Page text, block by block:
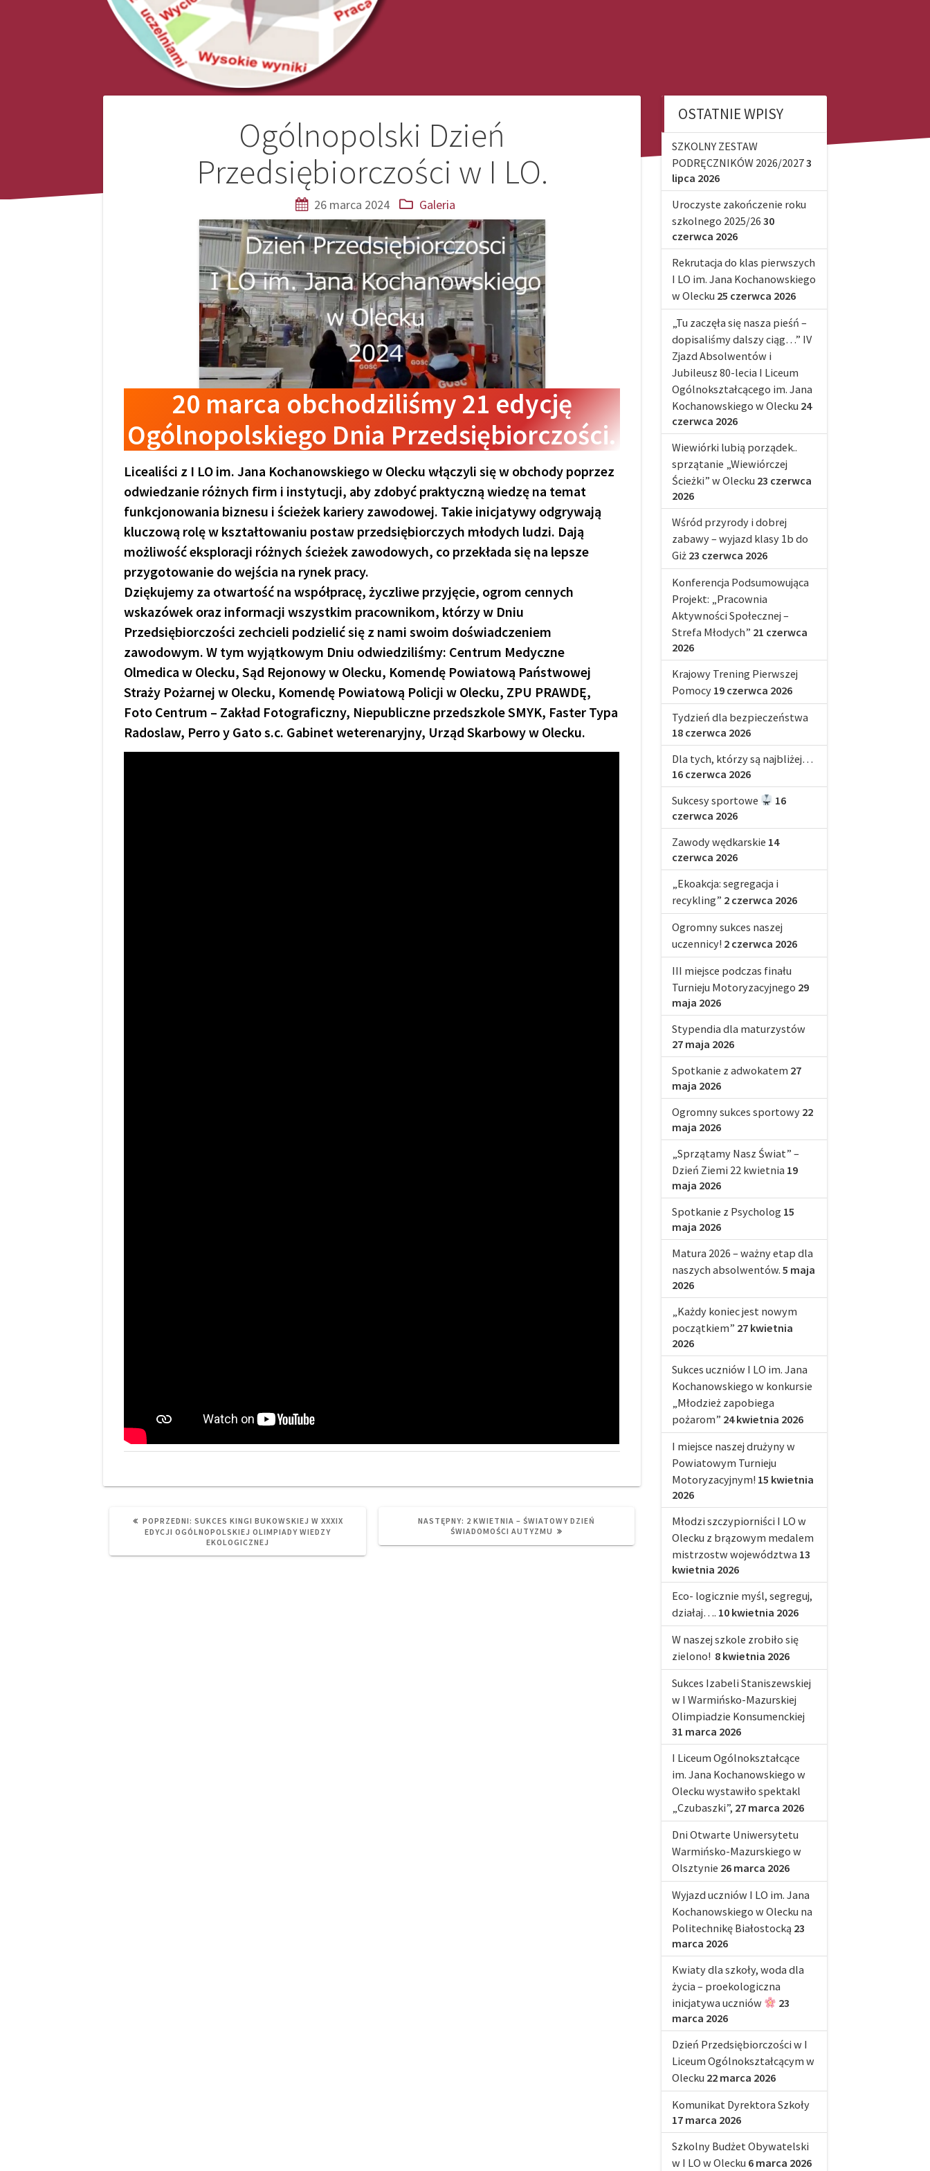
Ogólnopolski Dzień
Przedsiębiorczości w I LO.
26 marca 2024 Galeria
20 marca obchodziliśmy 21 edycję
Ogólnopolskiego Dnia Przedsiębiorczości.
Licealiści z I LO im. Jana Kochanowskiego w Olecku włączyli się w obchody poprzez
odwiedzanie różnych firm i instytucji, aby zdobyć praktyczną wiedzę na temat
funkcjonowania biznesu i ścieżek kariery zawodowej. Takie inicjatywy odgrywają
kluczową rolę w kształtowaniu postaw przedsiębiorczych młodych ludzi. Dają
możliwość eksploracji różnych ścieżek zawodowych, co przekłada się na lepsze
przygotowanie do wejścia na rynek pracy.
Dziękujemy za otwartość na współpracę, życzliwe przyjęcie, ogrom cennych
wskazówek oraz informacji wszystkim pracownikom, którzy w Dniu
Przedsiębiorczości zechcieli podzielić się z nami swoim doświadczeniem
zawodowym. W tym wyjątkowym Dniu odwiedziliśmy: Centrum Medyczne
Olmedica w Olecku, Sąd Rejonowy w Olecku, Komendę Powiatową Państwowej
Straży Pożarnej w Olecku, Komendę Powiatową Policji w Olecku, ZPU PRAWDĘ,
Foto Centrum – Zakład Fotograficzny, Niepubliczne przedszkole SMYK, Faster Typa
Radoslaw, Perro y Gato s.c. Gabinet weterenaryjny, Urząd Skarbowy w Olecku.
Nawigacja
POPRZEDNI: PREVIOUS
POST:
SUKCES KINGI BUKOWSKIEJ W XXXIX
EDYCJI OGÓLNOPOLSKIEJ OLIMPIADY WIEDZY
EKOLOGICZNEJ
NASTĘPNY: NEXT
POST:
2 KWIETNIA – ŚWIATOWY DZIEŃ
ŚWIADOMOŚCI AUTYZMU
OSTATNIE WPISY
SZKOLNY ZESTAW
PODRĘCZNIKÓW 2026/20273
lipca 2026
Uroczyste zakończenie roku
szkolnego 2025/26 30
czerwca 2026
Rekrutacja do klas pierwszych
I LO im. Jana Kochanowskiego
w Olecku 25 czerwca 2026
„Tu zaczęła się nasza pieśń –
dopisaliśmy dalszy ciąg…” IV
Zjazd Absolwentów i
Jubileusz 80-lecia I Liceum
Ogólnokształcącego im. Jana
Kochanowskiego w Olecku 24
czerwca 2026
Wiewiórki lubią porządek..
sprzątanie „Wiewiórczej
Ścieżki” w Olecku 23 czerwca
2026
Wśród przyrody i dobrej
zabawy – wyjazd klasy 1b do
Giż 23 czerwca 2026
Konferencja Podsumowująca
Projekt: „Pracownia
Aktywności Społecznej –
Strefa Młodych” 21 czerwca
2026
Krajowy Trening Pierwszej
Pomocy 19 czerwca 2026
Tydzień dla bezpieczeństwa
18 czerwca 2026
Dla tych, którzy są najbliżej…
16 czerwca 2026
Sukcesy sportowe
16
czerwca 2026
Zawody wędkarskie 14
czerwca 2026
„Ekoakcja: segregacja i
recykling” 2 czerwca 2026
Ogromny sukces naszej
uczennicy! 2 czerwca 2026
III miejsce podczas finału
Turnieju Motoryzacyjnego 29
maja 2026
Stypendia dla maturzystów
27 maja 2026
Spotkanie z adwokatem 27
maja 2026
Ogromny sukces sportowy 22
maja 2026
„Sprzątamy Nasz Świat” –
Dzień Ziemi 22 kwietnia 19
maja 2026
Spotkanie z Psycholog 15
maja 2026
Matura 2026 – ważny etap dla
naszych absolwentów. 5 maja
2026
„Każdy koniec jest nowym
początkiem” 27 kwietnia
2026
Sukces uczniów I LO im. Jana
Kochanowskiego w konkursie
„Młodzież zapobiega
pożarom” 24 kwietnia 2026
I miejsce naszej drużyny w
Powiatowym Turnieju
Motoryzacyjnym! 15 kwietnia
2026
Młodzi szczypiorniści I LO w
Olecku z brązowym medalem
mistrzostw województwa 13
kwietnia 2026
Eco- logicznie myśl, segreguj,
działaj…. 10 kwietnia 2026
W naszej szkole zrobiło się
zielono! 8 kwietnia 2026
Sukces Izabeli Staniszewskiej
w I Warmińsko-Mazurskiej
Olimpiadzie Konsumenckiej
31 marca 2026
I Liceum Ogólnokształcące
im. Jana Kochanowskiego w
Olecku wystawiło spektakl
„Czubaszki”, 27 marca 2026
Dni Otwarte Uniwersytetu
Warmińsko-Mazurskiego w
Olsztynie 26 marca 2026
Wyjazd uczniów I LO im. Jana
Kochanowskiego w Olecku na
Politechnikę Białostocką 23
marca 2026
Kwiaty dla szkoły, woda dla
życia – proekologiczna
inicjatywa uczniów
23
marca 2026
Dzień Przedsiębiorczości w I
Liceum Ogólnokształcącym w
Olecku 22 marca 2026
Komunikat Dyrektora Szkoły
17 marca 2026
Szkolny Budżet Obywatelski
w I LO w Olecku 6 marca 2026